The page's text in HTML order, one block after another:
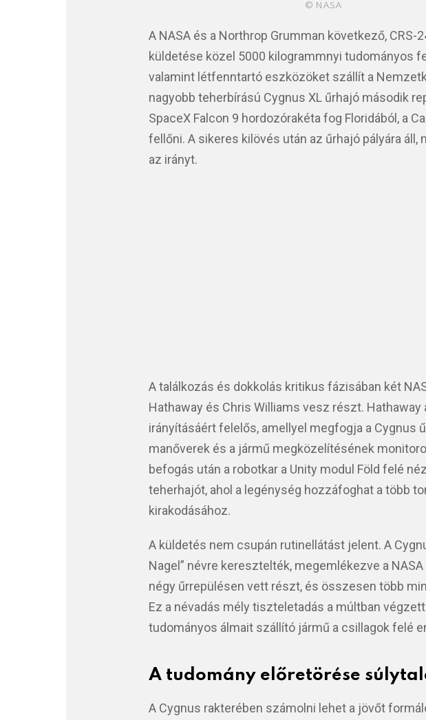
© NASA
A NASA és a Northrop Grumman következő,
küldetése közel 5000 kilogrammnyi tudományos
valamint létfenntartó eszközöket szállít a
nagyobb teherbírású Cygnus XL űrhajó második
SpaceX Falcon 9 hordozórakéta fog Floridából, a
fellőni. A sikeres kilövés után az űrhajó pályára
az irányt.
A találkozás és dokkolás kritikus fázisában két
Hathaway és Chris Williams vesz részt. Hathaway
irányításáért felelős, amellyel megfogja a Cygnus
manőverek és a jármű megközelítésének
befogás után a robotkar a Unity modul Föld felé
teherhajót, ahol a legénység hozzáfoghat a több
kirakodásához.
A küldetés nem csupán rutinellátást jelent. A
Nagel” névre keresztelték, megemlékezve a
négy űrrepülésen vett részt, és összesen több
Ez a névadás mély tiszteletadás a múltban
tudományos álmait szállító jármű a csillagok felé
A tudomány előretörése
A Cygnus rakterében számolni lehet a jövőt